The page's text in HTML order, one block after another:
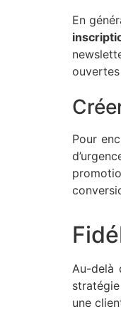
En
Pour
Au-delà
une